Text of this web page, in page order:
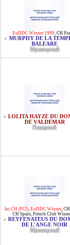
EuDDC Winner 1999, CH
♂ MURPHY DE LA
BALEARE
Мраморный
♀ LOLITA HAYZE DU
DE VALDEMAR
Плащевой
Int.CH (FCI), EuDDC Winner,
CH Spain, French Club
♂ REYFENATEUS DU
DE L'ANGE NOIR
Мраморный